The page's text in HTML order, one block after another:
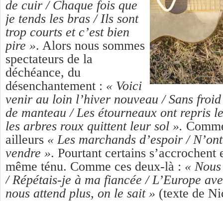
de cuir / Chaque fois que
je tends les bras / Ils sont
trop courts et c’est bien
pire ». Alors nous sommes
spectateurs de la
déchéance, du
désenchantement : « Voici
venir au loin l’hiver nouveau / Sans
de manteau / Les étourneaux ont repris
les arbres roux quittent leur sol ».
ailleurs « Les marchands d’espoir /
vendre ». Pourtant certains s’accrochent
même ténu. Comme ces deux-là : «
/ Répétais-je à ma fiancée / L’Europe
nous attend plus, on le sait » (texte de